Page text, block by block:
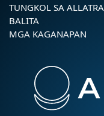
TUNGKOL SA ALLATRA
BALITA
MGA KAGANAPAN